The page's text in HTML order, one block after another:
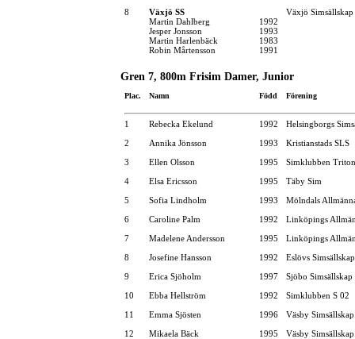
8
Växjö SS
Växjö Simsällskap
Martin Dahlberg
1992
Jesper Jonsson
1993
Martin Harlenbäck
1983
Robin Mårtensson
1991
Gren 7, 800m Frisim Damer, Junior
Plac. Namn Född Förening
1 Rebecka Ekelund 1992
Helsingborgs
2
Annika Jönsson 1993
Kristianstads SLS
3
Ellen Olsson 1995
Simklubben Triton
4
Elsa Ericsson 1995
Täby Sim
5
Sofia Lindholm 1993
Mölndals
6
Caroline Palm 1992
Linköpings
7
Madelene Andersson 1995
Linköpings
8
Josefine Hansson 1992
Eslövs Simsällskap
9
Erica Sjöholm 1997
Sjöbo Simsällskap
10
Ebba Hellström 1992
Simklubben S 02
11
Emma Sjösten 1996
Väsby Simsällskap
12
Mikaela Bäck 1995
Väsby Simsällskap